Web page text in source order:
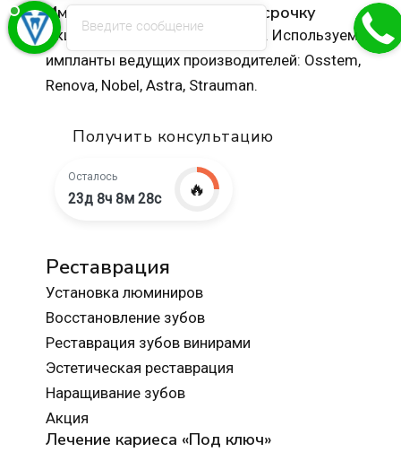
Имплантация All-on-4 в рассрочку
Акция на имплантацию All-on-4. Используем
импланты ведущих производителей: Osstem,
Renova, Nobel, Astra, Strauman.
Получить консультацию
Осталось
23д 8ч 8м 27с 🔥
Реставрация
Установка люминиров
Восстановление зубов
Реставрация зубов винирами
Эстетическая реставрация
Наращивание зубов
Акция
Лечение кариеса «Под ключ»
Введите сообщение